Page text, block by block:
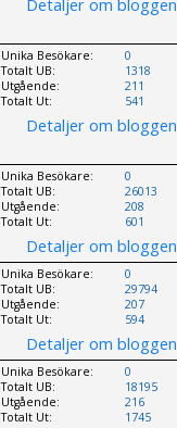
Unika Besökare:
Totalt UB:
Utgående:
Totalt Ut:
0
1318
211
541
Detaljer om bloggen
Unika Besökare:
Totalt UB:
Utgående:
Totalt Ut:
0
26013
208
601
Detaljer om bloggen
Unika Besökare:
Totalt UB:
Utgående:
Totalt Ut:
0
29794
207
594
Detaljer om bloggen
Unika Besökare:
Totalt UB:
Utgående:
Totalt Ut:
0
18195
216
1745